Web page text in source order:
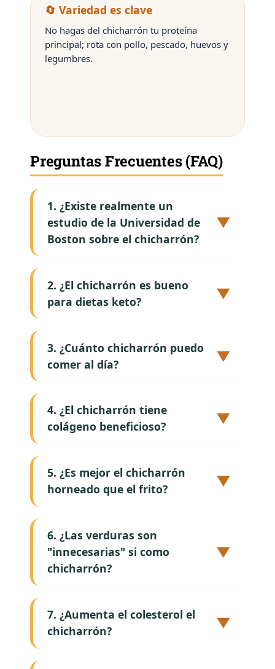
🔄 Variedad es clave
No hagas del chicharrón tu proteína
principal; rota con pollo, pescado, huevos y
legumbres.
Preguntas Frecuentes (FAQ)
1. ¿Existe realmente un
estudio de la Universidad de
Boston sobre el chicharrón?
▼
2. ¿El chicharrón es bueno
para dietas keto?
▼
3. ¿Cuánto chicharrón puedo
comer al día?
▼
4. ¿El chicharrón tiene
colágeno beneficioso?
▼
5. ¿Es mejor el chicharrón
horneado que el frito?
▼
6. ¿Las verduras son
"innecesarias" si como
chicharrón?
▼
7. ¿Aumenta el colesterol el
chicharrón?
▼